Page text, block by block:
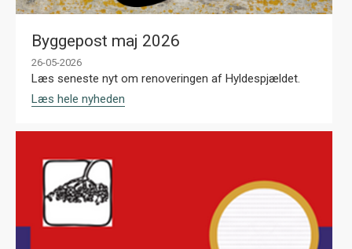
Byggepost maj 2026
26-05-2026
Læs seneste nyt om renoveringen af Hyldespjældet.
Læs hele nyheden